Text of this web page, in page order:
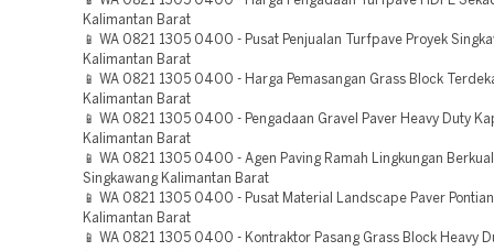
Kalimantan Barat
📱 WA 0821 1305 0400 - Pusat Penjualan Turfpave Proyek
Kalimantan Barat
📱 WA 0821 1305 0400 - Harga Pemasangan Grass Block
Kalimantan Barat
📱 WA 0821 1305 0400 - Pengadaan Gravel Paver Heavy Duty
Kalimantan Barat
📱 WA 0821 1305 0400 - Agen Paving Ramah Lingkungan
Singkawang Kalimantan Barat
📱 WA 0821 1305 0400 - Pusat Material Landscape Paver
Kalimantan Barat
📱 WA 0821 1305 0400 - Kontraktor Pasang Grass Block Heavy